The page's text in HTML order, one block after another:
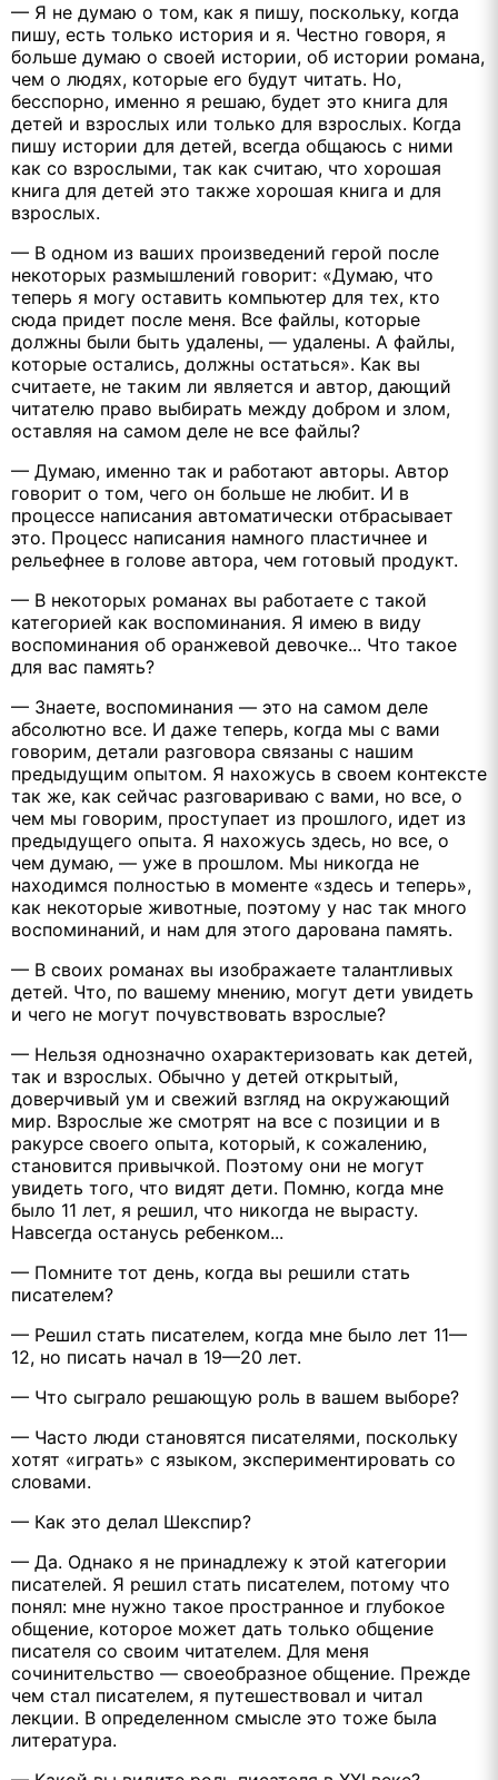
— Я не думаю о том, как я пишу, поскольку, когда
пишу, есть только история и я. Честно говоря, я
больше думаю о своей истории, об истории романа,
чем о людях, которые его будут читать. Но,
бесспорно, именно я решаю, будет это книга для
детей и взрослых или только для взрослых. Когда
пишу истории для детей, всегда общаюсь с ними
как со взрослыми, так как считаю, что хорошая
книга для детей это также хорошая книга и для
взрослых.
— В одном из ваших произведений герой после
некоторых размышлений говорит: «Думаю, что
теперь я могу оставить компьютер для тех, кто
сюда придет после меня. Все файлы, которые
должны были быть удалены, — удалены. А файлы,
которые остались, должны остаться». Как вы
считаете, не таким ли является и автор, дающий
читателю право выбирать между добром и злом,
оставляя на самом деле не все файлы?
— Думаю, именно так и работают авторы. Автор
говорит о том, чего он больше не любит. И в
процессе написания автоматически отбрасывает
это. Процесс написания намного пластичнее и
рельефнее в голове автора, чем готовый продукт.
— В некоторых романах вы работаете с такой
категорией как воспоминания. Я имею в виду
воспоминания об оранжевой девочке... Что такое
для вас память?
— Знаете, воспоминания — это на самом деле
абсолютно все. И даже теперь, когда мы с вами
говорим, детали разговора связаны с нашим
предыдущим опытом. Я нахожусь в своем контексте
так же, как сейчас разговариваю с вами, но все, о
чем мы говорим, проступает из прошлого, идет из
предыдущего опыта. Я нахожусь здесь, но все, о
чем думаю, — уже в прошлом. Мы никогда не
находимся полностью в моменте «здесь и теперь»,
как некоторые животные, поэтому у нас так много
воспоминаний, и нам для этого дарована память.
— В своих романах вы изображаете талантливых
детей. Что, по вашему мнению, могут дети увидеть
и чего не могут почувствовать взрослые?
— Нельзя однозначно охарактеризовать как детей,
так и взрослых. Обычно у детей открытый,
доверчивый ум и свежий взгляд на окружающий
мир. Взрослые же смотрят на все с позиции и в
ракурсе своего опыта, который, к сожалению,
становится привычкой. Поэтому они не могут
увидеть того, что видят дети. Помню, когда мне
было 11 лет, я решил, что никогда не вырасту.
Навсегда останусь ребенком...
— Помните тот день, когда вы решили стать
писателем?
— Решил стать писателем, когда мне было лет 11—
12, но писать начал в 19—20 лет.
— Что сыграло решающую роль в вашем выборе?
— Часто люди становятся писателями, поскольку
хотят «играть» с языком, экспериментировать со
словами.
— Как это делал Шекспир?
— Да. Однако я не принадлежу к этой категории
писателей. Я решил стать писателем, потому что
понял: мне нужно такое пространное и глубокое
общение, которое может дать только общение
писателя со своим читателем. Для меня
сочинительство — своеобразное общение. Прежде
чем стал писателем, я путешествовал и читал
лекции. В определенном смысле это тоже была
литература.